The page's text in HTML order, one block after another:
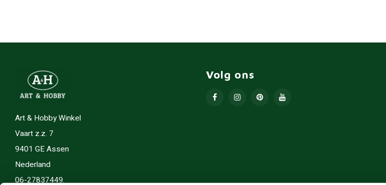
Art & Hobby Winkel
Vaart z.z. 7
9401 GE Assen
Nederland
06-27837449.
Volg ons